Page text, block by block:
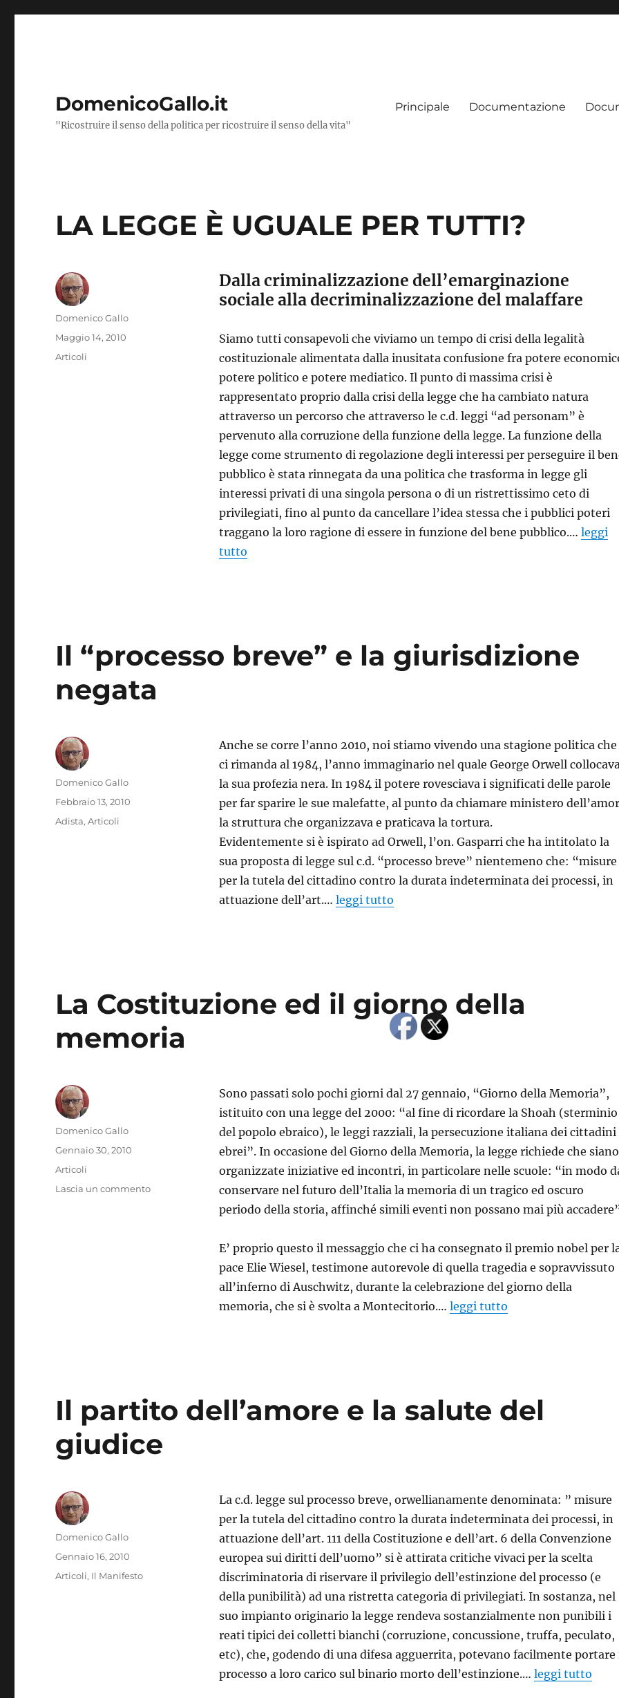
DomenicoGallo.it
"Ricostruire il senso della politica per ricostruire il senso della vita"
Principale Documentazione
LA LEGGE È UGUALE PER TUTTI?
Dalla criminalizzazione dell’emarginazione
sociale alla decriminalizzazione del malaffare
Siamo tutti consapevoli che viviamo un tempo di crisi della legalità
costituzionale alimentata dalla inusitata confusione fra potere
potere politico e potere mediatico. Il punto di massima crisi è
rappresentato proprio dalla crisi della legge che ha cambiato natura
attraverso un percorso che attraverso le c.d. leggi “ad personam” è
pervenuto alla corruzione della funzione della legge. La funzione della
legge come strumento di regolazione degli interessi per perseguire il
pubblico è stata rinnegata da una politica che trasforma in legge gli
interessi privati di una singola persona o di un ristrettissimo ceto di
privilegiati, fino al punto da cancellare l’idea stessa che i pubblici poteri
traggano la loro ragione di essere in funzione del bene pubblico.… leggi
tutto
Autore
Domenico Gallo
Pubblicato
Maggio 14, 2010
Categorie
Articoli
Il “processo breve” e la giurisdizione
negata
Anche se corre l’anno 2010, noi stiamo vivendo una stagione politica che
ci rimanda al 1984, l’anno immaginario nel quale George Orwell
la sua profezia nera. In 1984 il potere rovesciava i significati delle parole
per far sparire le sue malefatte, al punto da chiamare ministero
la struttura che organizzava e praticava la tortura.
Evidentemente si è ispirato ad Orwell, l’on. Gasparri che ha intitolato la
sua proposta di legge sul c.d. “processo breve” nientemeno che: “misure
per la tutela del cittadino contro la durata indeterminata dei processi, in
attuazione dell’art.… leggi tutto
Autore
Domenico Gallo
Pubblicato
Febbraio 13, 2010
Categorie
Adista,Articoli
La Costituzione ed il giorno della
memoria
Sono passati solo pochi giorni dal 27 gennaio, “Giorno della Memoria”,
istituito con una legge del 2000: “al fine di ricordare la Shoah (sterminio
del popolo ebraico), le leggi razziali, la persecuzione italiana dei cittadini
ebrei”. In occasione del Giorno della Memoria, la legge richiede che siano
organizzate iniziative ed incontri, in particolare nelle scuole: “in modo
conservare nel futuro dell’Italia la memoria di un tragico ed oscuro
periodo della storia, affinché simili eventi non possano mai più
E’ proprio questo il messaggio che ci ha consegnato il premio nobel per
pace Elie Wiesel, testimone autorevole di quella tragedia e sopravvissuto
all’inferno di Auschwitz, durante la celebrazione del giorno della
memoria, che si è svolta a Montecitorio.… leggi tutto
Autore
Domenico Gallo
Pubblicato
Gennaio 30, 2010
Categorie
Articoli
Lascia un commentosu
Il partito dell’amore e la salute del
giudice
La c.d. legge sul processo breve, orwellianamente denominata: ” misure
per la tutela del cittadino contro la durata indeterminata dei processi, in
attuazione dell’art. 111 della Costituzione e dell’art. 6 della Convenzione
europea sui diritti dell’uomo” si è attirata critiche vivaci per la scelta
discriminatoria di riservare il privilegio dell’estinzione del processo (e
della punibilità) ad una ristretta categoria di privilegiati. In sostanza, nel
suo impianto originario la legge rendeva sostanzialmente non punibili i
reati tipici dei colletti bianchi (corruzione, concussione, truffa, peculato,
etc), che, godendo di una difesa agguerrita, potevano facilmente portare
processo a loro carico sul binario morto dell’estinzione.… leggi tutto
Autore
Domenico Gallo
Pubblicato
Gennaio 16, 2010
Categorie
Articoli, Il Manifesto